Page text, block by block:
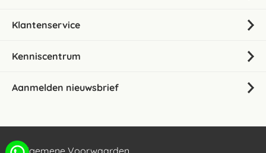
Klantenservice
Kenniscentrum
Aanmelden nieuwsbrief
Algemene Voorwaarden